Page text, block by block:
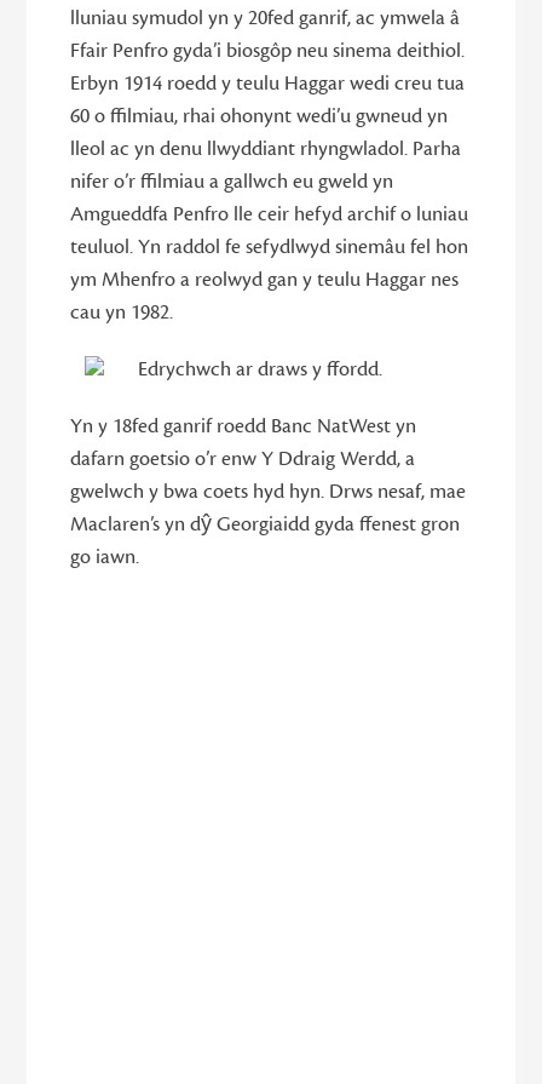
lluniau symudol yn y 20fed ganrif, ac ymwela â
Ffair Penfro gyda’i biosgôp neu sinema deithiol.
Erbyn 1914 roedd y teulu Haggar wedi creu tua
60 o ffilmiau, rhai ohonynt wedi’u gwneud yn
lleol ac yn denu llwyddiant rhyngwladol. Parha
nifer o’r ffilmiau a gallwch eu gweld yn
Amgueddfa Penfro lle ceir hefyd archif o luniau
teuluol. Yn raddol fe sefydlwyd sinemâu fel hon
ym Mhenfro a reolwyd gan y teulu Haggar nes
cau yn 1982.
Edrychwch ar draws y ffordd.
Yn y 18fed ganrif roedd Banc NatWest yn
dafarn goetsio o’r enw Y Ddraig Werdd, a
gwelwch y bwa coets hyd hyn. Drws nesaf, mae
Maclaren’s yn dŷ Georgiaidd gyda ffenest gron
go iawn.